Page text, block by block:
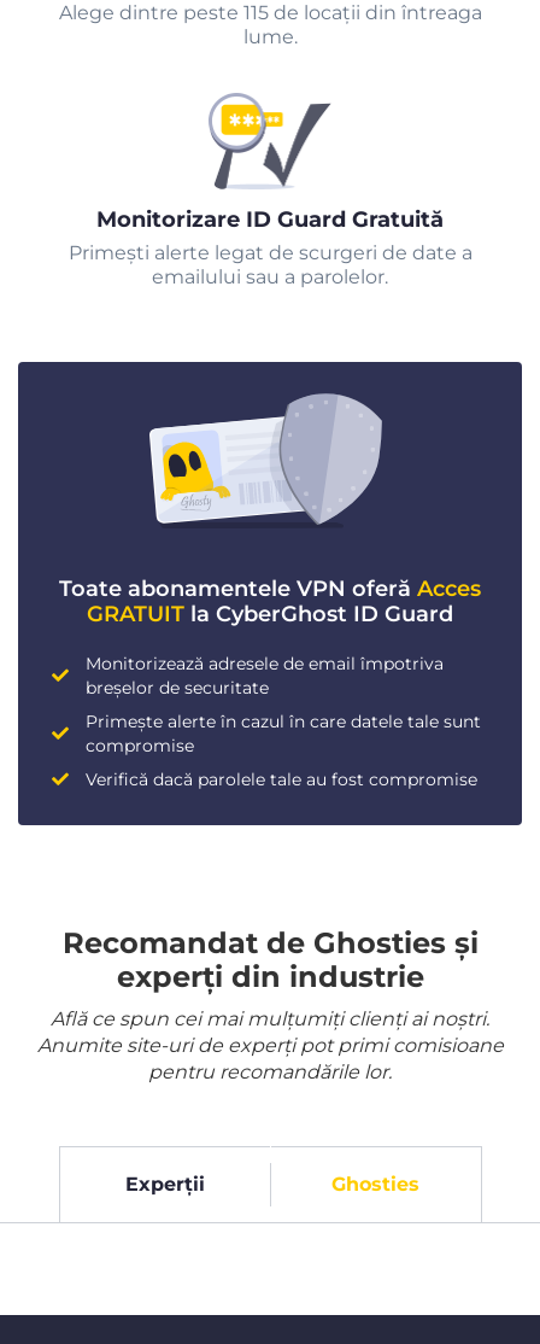
Alege dintre peste 115 de locații din întreaga
lume.
Monitorizare ID Guard Gratuită
Primeşti alerte legat de scurgeri de date a
emailului sau a parolelor.
Toate abonamentele VPN oferă Acces
GRATUIT la CyberGhost ID Guard
Monitorizează adresele de email împotriva
breșelor de securitate
Primește alerte în cazul în care datele tale sunt
compromise
Verifică dacă parolele tale au fost compromise
Recomandat de Ghosties și
experți din industrie
Află ce spun cei mai mulțumiți clienți ai noștri.
Anumite site-uri de experți pot primi comisioane
pentru recomandările lor.
Experții Ghosties